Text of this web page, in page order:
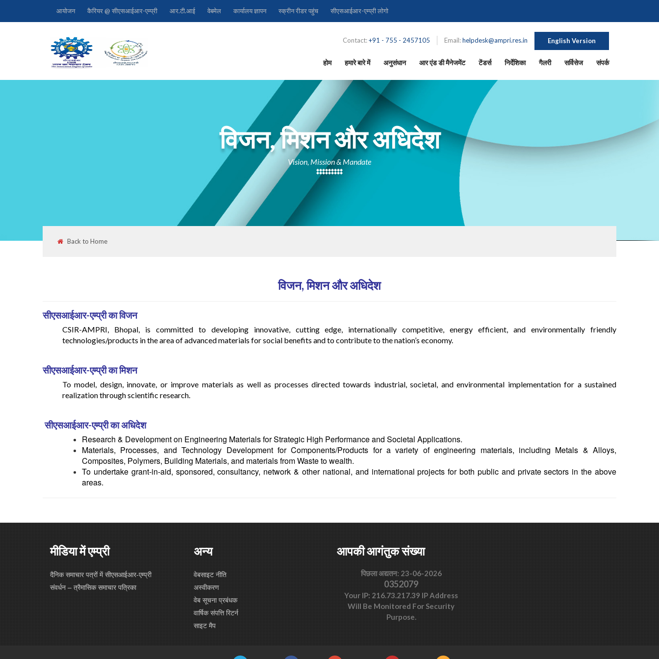
आयोजन कैरियर @ सीएसआईआर-एम्प्री आर.टी.आई वेबमेल कार्यालय ज्ञापन स्क्रीन रीडर पहुंच सीएसआईआर-एम्प्री लोगो
English Version
Contact:+91 - 755 - 2457105 Email:helpdesk@ampri.res.in
होम हमारे बारे में अनुसंधान आर एंड डी मैनेजमेंट टेंडर्स निर्देशिका गैलरी सर्विसेज संपर्क
विजन, मिशन और अधिदेश
Vision, Mission & Mandate
Back to Home
विजन, मिशन और अधिदेश
सीएसआईआर-एम्प्री का विजन
CSIR-AMPRI, Bhopal, is committed to developing innovative, cutting edge, internationally competitive, energy efficient, and environmentally friendly
technologies/products in the area of advanced materials for social benefits and to contribute to the nation’s economy.
सीएसआईआर-एम्प्री का मिशन
To model, design, innovate, or improve materials as well as processes directed towards industrial, societal, and environmental implementation for a sustained
realization through scientific research.
सीएसआईआर-एम्प्री का अधिदेश
Research & Development on Engineering Materials for Strategic High Performance and Societal Applications.
Materials, Processes, and Technology Development for Components/Products for a variety of engineering materials, including Metals & Alloys,
Composites, Polymers, Building Materials, and materials from Waste to wealth.
To undertake grant-in-aid, sponsored, consultancy, network & other national, and international projects for both public and private sectors in the above
areas.
मीडिया में एम्प्री
दैनिक समाचार पत्रों में सीएसआईआर-एम्प्री
संवर्धन – त्रैमासिक समाचार पत्रिका
अन्य
वेबसाइट नीति
अस्वीकरण
वेब सूचना प्रबंधक
वार्षिक संपत्ति रिटर्न
साइट मैप
आपकी आगंतुक संख्या
पिछला अद्यतन: 23-06-2026
0352079
Your IP: 216.73.217.39 IP Address
Will Be Monitored For Security
Purpose.